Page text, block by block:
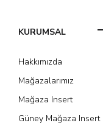
KURUMSAL
Hakkımızda
Mağazalarımız
Mağaza Insert
Güney Mağaza Insert